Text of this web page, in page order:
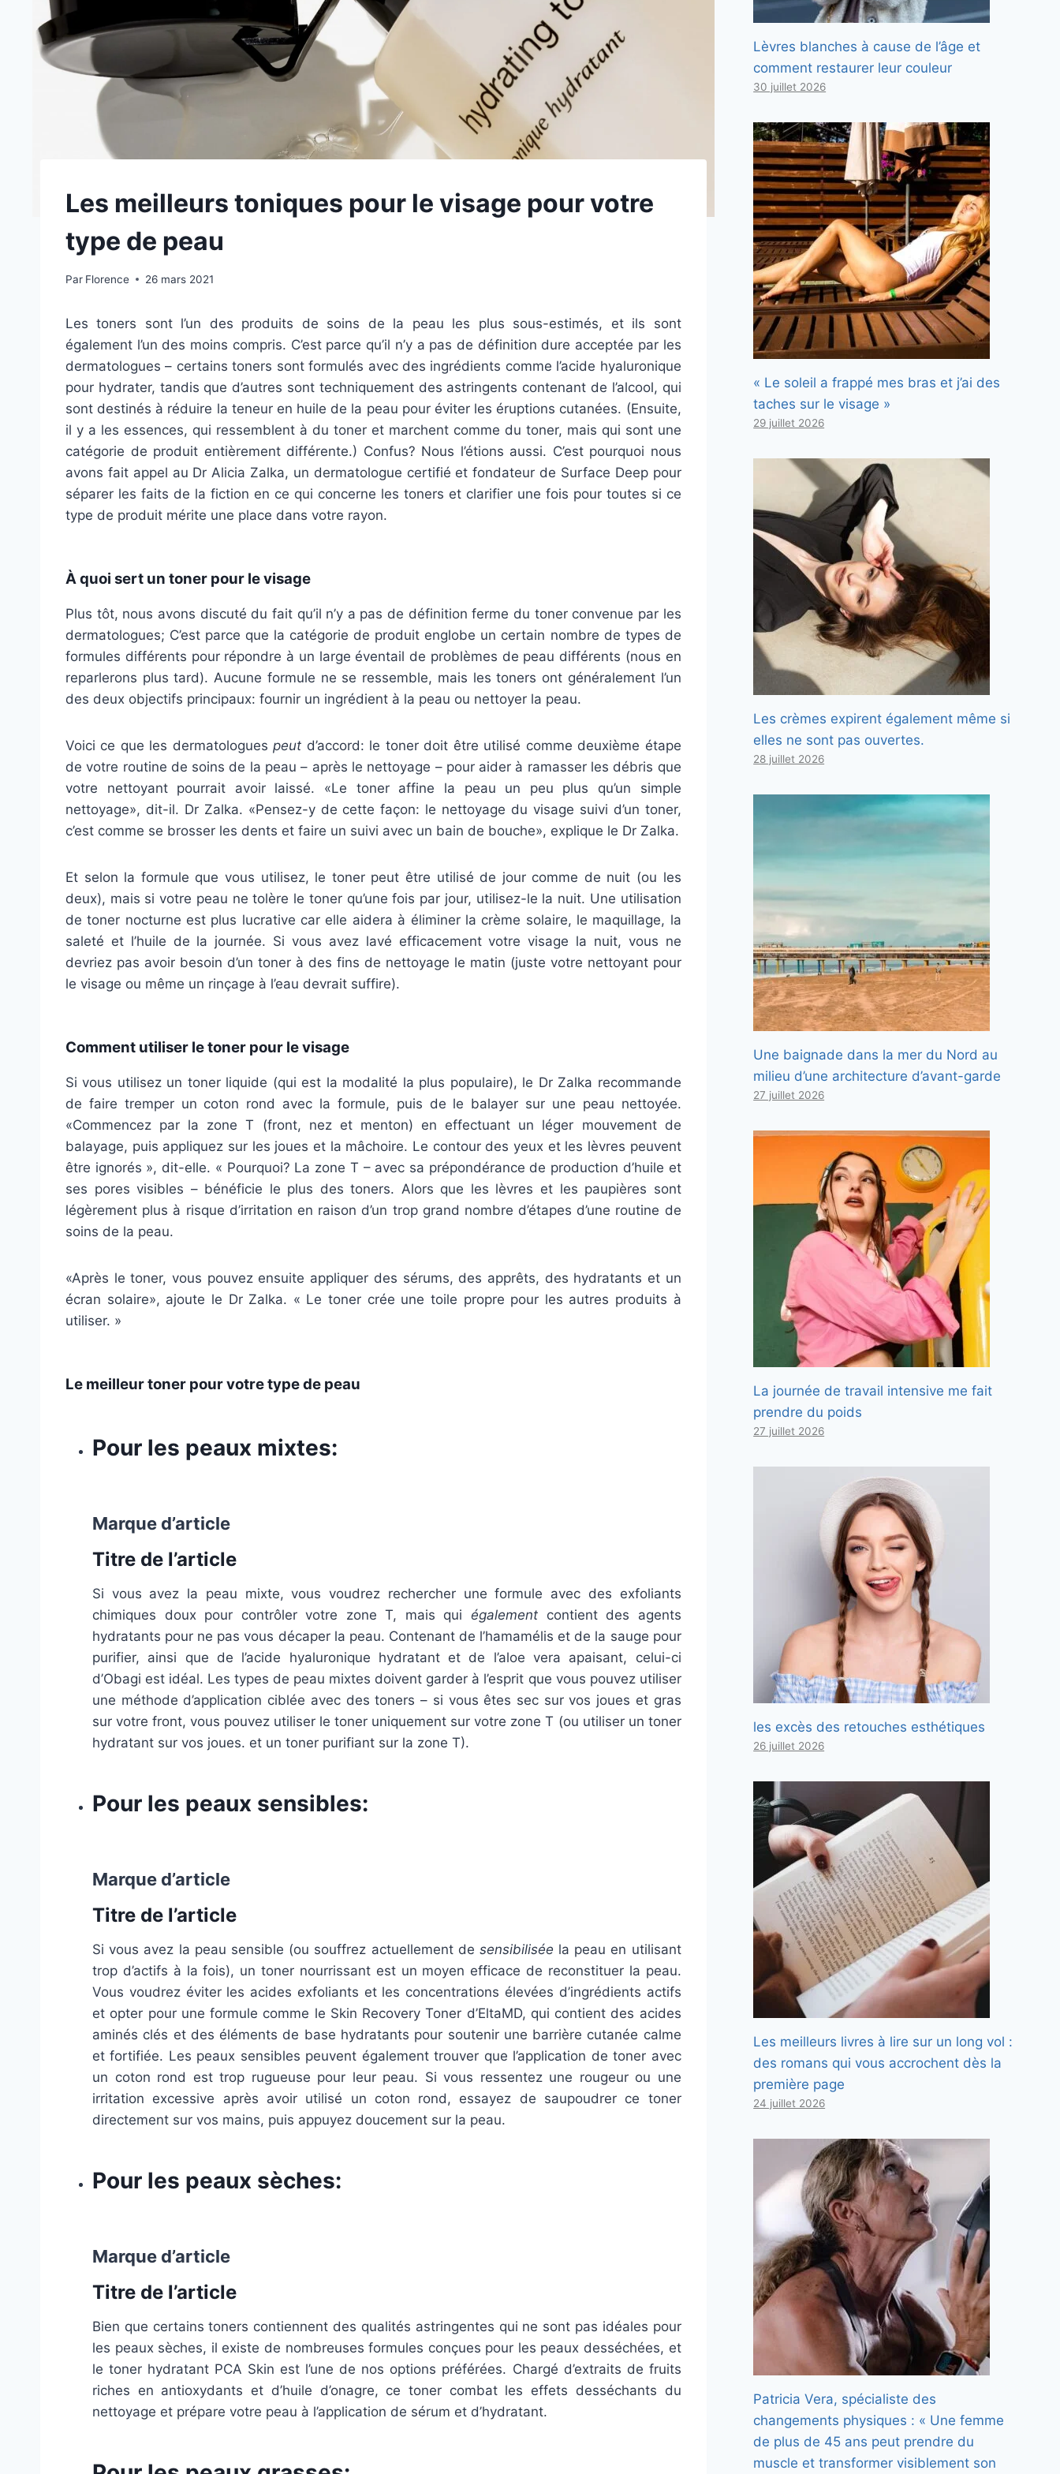
Les meilleurs toniques pour le visage pour votre
type de peau
Par Florence 26 mars 2021
Les toners sont l’un des produits de soins de la peau les plus sous-estimés, et ils sont
également l’un des moins compris. C’est parce qu’il n’y a pas de définition dure acceptée par les
dermatologues – certains toners sont formulés avec des ingrédients comme l’acide hyaluronique
pour hydrater, tandis que d’autres sont techniquement des astringents contenant de l’alcool, qui
sont destinés à réduire la teneur en huile de la peau pour éviter les éruptions cutanées. (Ensuite,
il y a les essences, qui ressemblent à du toner et marchent comme du toner, mais qui sont une
catégorie de produit entièrement différente.) Confus? Nous l’étions aussi. C’est pourquoi nous
avons fait appel au Dr Alicia Zalka, un dermatologue certifié et fondateur de Surface Deep pour
séparer les faits de la fiction en ce qui concerne les toners et clarifier une fois pour toutes si ce
type de produit mérite une place dans votre rayon.
À quoi sert un toner pour le visage
Plus tôt, nous avons discuté du fait qu’il n’y a pas de définition ferme du toner convenue par les
dermatologues; C’est parce que la catégorie de produit englobe un certain nombre de types de
formules différents pour répondre à un large éventail de problèmes de peau différents (nous en
reparlerons plus tard). Aucune formule ne se ressemble, mais les toners ont généralement l’un
des deux objectifs principaux: fournir un ingrédient à la peau ou nettoyer la peau.
Voici ce que les dermatologuespeut d’accord: le toner doit être utilisé comme deuxième étape
de votre routine de soins de la peau – après le nettoyage – pour aider à ramasser les débris que
votre nettoyant pourrait avoir laissé. «Le toner affine la peau un peu plus qu’un simple
nettoyage», dit-il. Dr Zalka. «Pensez-y de cette façon: le nettoyage du visage suivi d’un toner,
c’est comme se brosser les dents et faire un suivi avec un bain de bouche», explique le Dr Zalka.
Et selon la formule que vous utilisez, le toner peut être utilisé de jour comme de nuit (ou les
deux), mais si votre peau ne tolère le toner qu’une fois par jour, utilisez-le la nuit. Une utilisation
de toner nocturne est plus lucrative car elle aidera à éliminer la crème solaire, le maquillage, la
saleté et l’huile de la journée. Si vous avez lavé efficacement votre visage la nuit, vous ne
devriez pas avoir besoin d’un toner à des fins de nettoyage le matin (juste votre nettoyant pour
le visage ou même un rinçage à l’eau devrait suffire).
Comment utiliser le toner pour le visage
Si vous utilisez un toner liquide (qui est la modalité la plus populaire), le Dr Zalka recommande
de faire tremper un coton rond avec la formule, puis de le balayer sur une peau nettoyée.
«Commencez par la zone T (front, nez et menton) en effectuant un léger mouvement de
balayage, puis appliquez sur les joues et la mâchoire. Le contour des yeux et les lèvres peuvent
être ignorés », dit-elle. « Pourquoi? La zone T – avec sa prépondérance de production d’huile et
ses pores visibles – bénéficie le plus des toners. Alors que les lèvres et les paupières sont
légèrement plus à risque d’irritation en raison d’un trop grand nombre d’étapes d’une routine de
soins de la peau.
«Après le toner, vous pouvez ensuite appliquer des sérums, des apprêts, des hydratants et un
écran solaire», ajoute le Dr Zalka. « Le toner crée une toile propre pour les autres produits à
utiliser. »
Le meilleur toner pour votre type de peau
Pour les peaux mixtes:
Marque d’article
Titre de l’article
Si vous avez la peau mixte, vous voudrez rechercher une formule avec des exfoliants
chimiques doux pour contrôler votre zone T, mais qui égalementcontient des agents
hydratants pour ne pas vous décaper la peau. Contenant de l’hamamélis et de la sauge pour
purifier, ainsi que de l’acide hyaluronique hydratant et de l’aloe vera apaisant, celui-ci
d’Obagi est idéal. Les types de peau mixtes doivent garder à l’esprit que vous pouvez utiliser
une méthode d’application ciblée avec des toners – si vous êtes sec sur vos joues et gras
sur votre front, vous pouvez utiliser le toner uniquement sur votre zone T (ou utiliser un toner
hydratant sur vos joues. et un toner purifiant sur la zone T).
Pour les peaux sensibles:
Marque d’article
Titre de l’article
Si vous avez la peau sensible (ou souffrez actuellement de sensibilisée la peau en utilisant
trop d’actifs à la fois), un toner nourrissant est un moyen efficace de reconstituer la peau.
Vous voudrez éviter les acides exfoliants et les concentrations élevées d’ingrédients actifs
et opter pour une formule comme le Skin Recovery Toner d’EltaMD, qui contient des acides
aminés clés et des éléments de base hydratants pour soutenir une barrière cutanée calme
et fortifiée. Les peaux sensibles peuvent également trouver que l’application de toner avec
un coton rond est trop rugueuse pour leur peau. Si vous ressentez une rougeur ou une
irritation excessive après avoir utilisé un coton rond, essayez de saupoudrer ce toner
directement sur vos mains, puis appuyez doucement sur la peau.
Pour les peaux sèches:
Marque d’article
Titre de l’article
Bien que certains toners contiennent des qualités astringentes qui ne sont pas idéales pour
les peaux sèches, il existe de nombreuses formules conçues pour les peaux desséchées, et
le toner hydratant PCA Skin est l’une de nos options préférées. Chargé d’extraits de fruits
riches en antioxydants et d’huile d’onagre, ce toner combat les effets desséchants du
nettoyage et prépare votre peau à l’application de sérum et d’hydratant.
Lèvres blanches à cause de l’âge et
comment restaurer leur couleur
30 juillet 2026
« Le soleil a frappé mes bras et j’ai des
taches sur le visage »
29 juillet 2026
Les crèmes expirent également même si
elles ne sont pas ouvertes.
28 juillet 2026
Une baignade dans la mer du Nord au
milieu d’une architecture d’avant-garde
27 juillet 2026
La journée de travail intensive me fait
prendre du poids
27 juillet 2026
les excès des retouches esthétiques
26 juillet 2026
Les meilleurs livres à lire sur un long vol :
des romans qui vous accrochent dès la
première page
24 juillet 2026
Patricia Vera, spécialiste des
changements physiques : « Une femme
de plus de 45 ans peut prendre du
muscle et transformer visiblement son